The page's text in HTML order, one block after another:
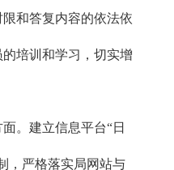
和答复内容的依法依
培训和学习，切实增
。建立信息平台“日
，严格落实局网站与